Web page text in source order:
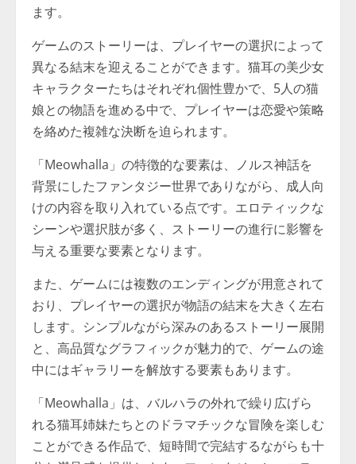
ます。
ゲームのストーリーは、プレイヤーの選択によって
異なる結末を迎えることができます。猫耳の美少女
キャラクターたちはそれぞれ個性豊かで、5人の猫
娘との物語を進める中で、プレイヤーは恋愛や策略
を絡めた複雑な決断を迫られます。
「Meowhalla」の特徴的な要素は、ノルス神話を
背景にしたファンタジー世界でありながら、成人向
けの内容を取り入れている点です。エロティックな
シーンや選択肢が多く、ストーリーの進行に影響を
与える重要な要素となります。
また、ゲームには複数のエンディングが用意されて
おり、プレイヤーの選択が物語の結末を大きく左右
します。シンプルながら深みのあるストーリー展開
と、高品質なグラフィックが魅力的で、ゲームの途
中にはギャラリーを解放する要素もあります。
「Meowhalla」は、バルハラの外れで繰り広げら
れる猫耳姉妹たちとのドラマチックな冒険を楽しむ
ことができる作品で、短時間で完結するながらも十